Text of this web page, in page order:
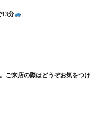
13分
ご来店の際はどうぞお気をつけ